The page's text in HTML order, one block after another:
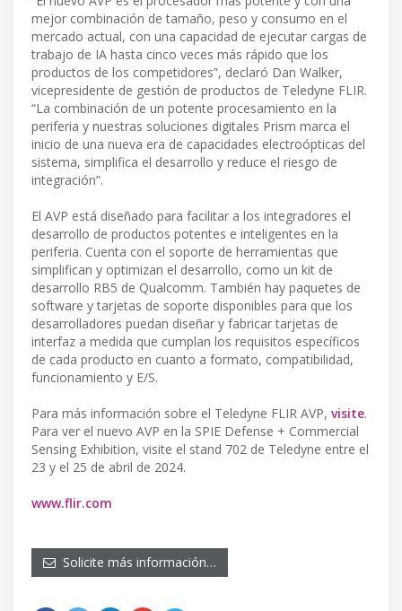
mejor combinación de tamaño, peso y consumo en el
mercado actual, con una capacidad de ejecutar cargas de
trabajo de IA hasta cinco veces más rápido que los
productos de los competidores”, declaró Dan Walker,
vicepresidente de gestión de productos de Teledyne FLIR.
“La combinación de un potente procesamiento en la
periferia y nuestras soluciones digitales Prism marca el
inicio de una nueva era de capacidades electroópticas del
sistema, simplifica el desarrollo y reduce el riesgo de
integración”.
El AVP está diseñado para facilitar a los integradores el
desarrollo de productos potentes e inteligentes en la
periferia. Cuenta con el soporte de herramientas que
simplifican y optimizan el desarrollo, como un kit de
desarrollo RB5 de Qualcomm. También hay paquetes de
software y tarjetas de soporte disponibles para que los
desarrolladores puedan diseñar y fabricar tarjetas de
interfaz a medida que cumplan los requisitos específicos
de cada producto en cuanto a formato, compatibilidad,
funcionamiento y E/S.
Para más información sobre el Teledyne FLIR AVP, visite.
Para ver el nuevo AVP en la SPIE Defense + Commercial
Sensing Exhibition, visite el stand 702 de Teledyne entre el
23 y el 25 de abril de 2024.
www.flir.com
Solicite más información…